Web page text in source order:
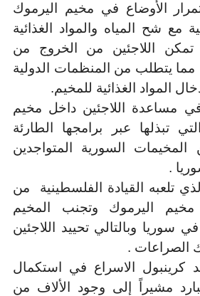
الأوضاع في مخيم اليرموك
مع شح المياه والمواد الغذائية
اللاجئين من الخروج من
مما يتطلب من المنظمات الدولية
المواد الغذائية للمخيم.
في مساعدة اللاجئين داخل مخيم
تبذلها عبر برامجها الطارئة
المخيمات السورية المتواجدين
.
تلعبه القيادة الفلسطينية من
اليرموك وتجنب المخيم
سوريا وبالتالي تحييد اللاجئين
الصراعات .
كرينبول الاسراع في استكمال
مشيراً إلى وجود الألاف من